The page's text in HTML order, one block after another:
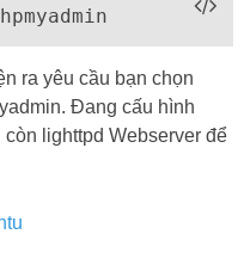
ra yêu cầu bạn chọn
Đang cấu hình
lighttpd Webserver để